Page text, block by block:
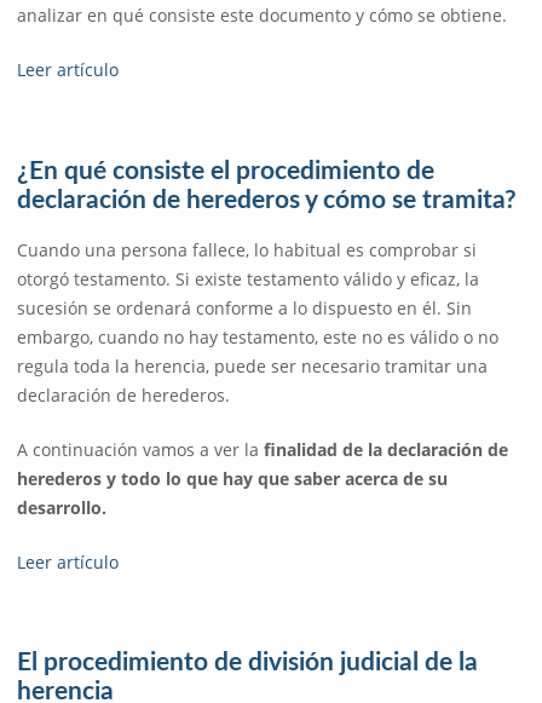
analizar en qué consiste este documento y cómo se obtiene.
Leer artículo
¿En qué consiste el procedimiento de
declaración de herederos y cómo se tramita?
Cuando una persona fallece, lo habitual es comprobar si
otorgó testamento. Si existe testamento válido y eficaz, la
sucesión se ordenará conforme a lo dispuesto en él. Sin
embargo, cuando no hay testamento, este no es válido o no
regula toda la herencia, puede ser necesario tramitar una
declaración de herederos.
A continuación vamos a ver la finalidad de la declaración de
herederos y todo lo que hay que saber acerca de su
desarrollo.
Leer artículo
El procedimiento de división judicial de la
herencia